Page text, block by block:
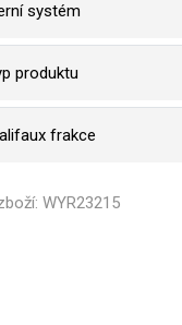
systém
produktu
frakce
WYR23215